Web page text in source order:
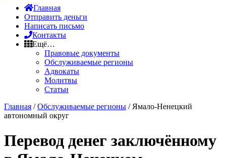
Главная
Отправить деньги
Написать письмо
Контакты
Ещё…
Правовые документы
Обслуживаемые регионы
Адвокаты
Молитвы
Статьи
Главная /Обслуживаемые регионы / Ямало-Ненецкий
автономный округ
Перевод денег заключённому